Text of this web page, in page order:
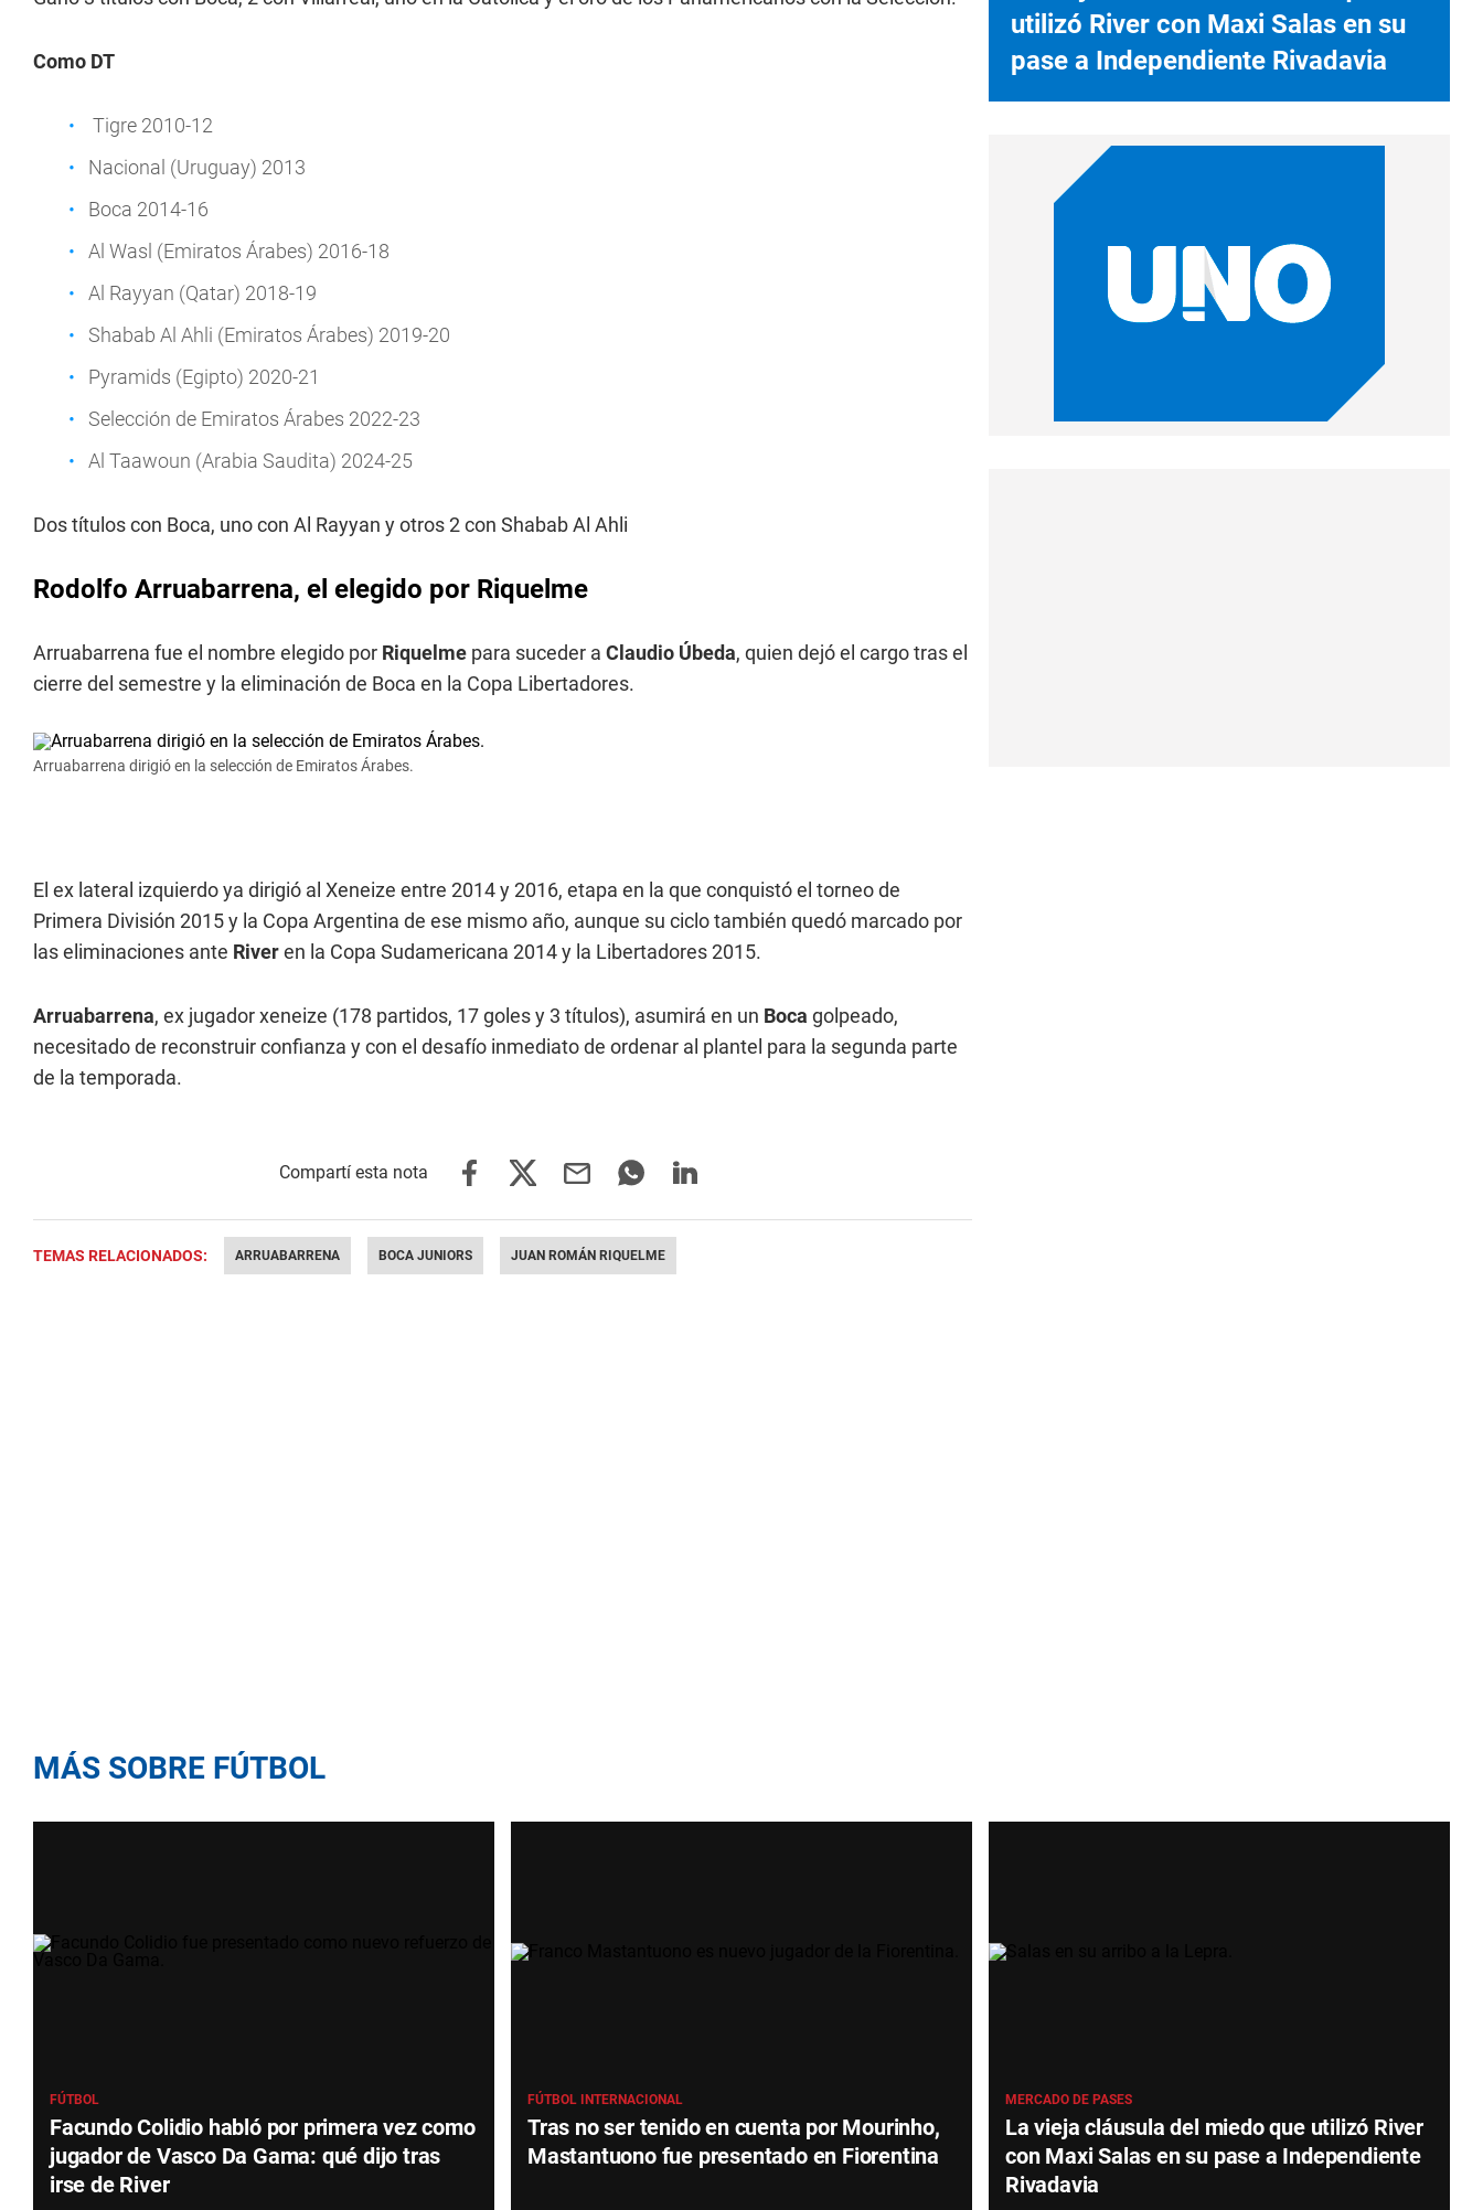
Como DT
Tigre 2010-12
Nacional (Uruguay) 2013
Boca 2014-16
Al Wasl (Emiratos Árabes) 2016-18
Al Rayyan (Qatar) 2018-19
Shabab Al Ahli (Emiratos Árabes) 2019-20
Pyramids (Egipto) 2020-21
Selección de Emiratos Árabes 2022-23
Al Taawoun (Arabia Saudita) 2024-25
Dos títulos con Boca, uno con Al Rayyan y otros 2 con Shabab Al Ahli
Rodolfo Arruabarrena, el elegido por Riquelme
Arruabarrena fue el nombre elegido por Riquelme para suceder a Claudio Úbeda, quien dejó el cargo tras el
cierre del semestre y la eliminación de Boca en la Copa Libertadores.
Arruabarrena dirigió en la selección de Emiratos Árabes.
El ex lateral izquierdo ya dirigió al Xeneize entre 2014 y 2016, etapa en la que conquistó el torneo de
Primera División 2015 y la Copa Argentina de ese mismo año, aunque su ciclo también quedó marcado por
las eliminaciones ante Riveren la Copa Sudamericana 2014 y la Libertadores 2015.
Arruabarrena, ex jugador xeneize (178 partidos, 17 goles y 3 títulos), asumirá en un Boca golpeado,
necesitado de reconstruir confianza y con el desafío inmediato de ordenar al plantel para la segunda parte
de la temporada.
TEMAS RELACIONADOS: ARRUABARRENA BOCA JUNIORS JUAN ROMÁN RIQUELME
utilizó River con Maxi Salas en su
pase a Independiente Rivadavia
MÁS SOBRE FÚTBOL
FÚTBOL
Facundo Colidio habló por primera vez como
jugador de Vasco Da Gama: qué dijo tras
irse de River
FÚTBOL INTERNACIONAL
Tras no ser tenido en cuenta por Mourinho,
Mastantuono fue presentado en Fiorentina
MERCADO DE PASES
La vieja cláusula del miedo que utilizó River
con Maxi Salas en su pase a Independiente
Rivadavia